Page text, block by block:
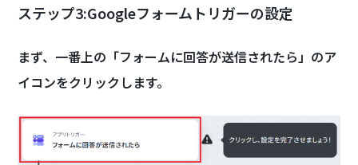
ステップ3:Googleフォームトリガーの設定
まず、一番上の「フォームに回答が送信されたら」のア
イコンをクリックします。